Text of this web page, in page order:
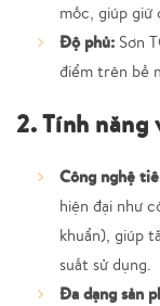
mốc, giúp giữ
Độ phủ: Sơn
điểm trên bề
2. Tính năng
Công nghệ
hiện đại như
khuẩn), giúp
suất sử dụng.
Đa dạng sản